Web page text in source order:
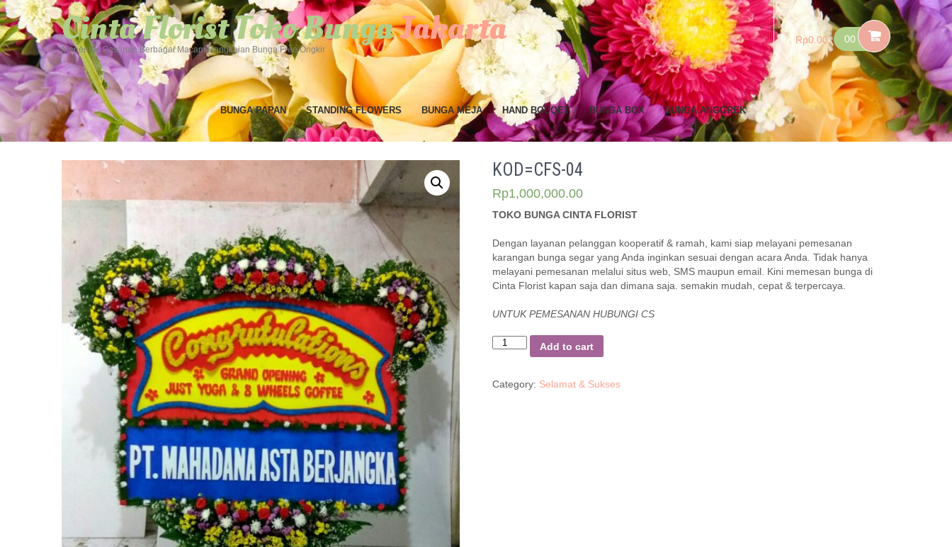
Cinta Florist Toko BungaJakarta
Menerima Pesanan Berbagai Macam Rangkaian Bunga Free Ongkir
00
Rp0.00
BUNGA PAPAN STANDING FLOWERS BUNGA MEJA HAND BOUQET BUNGA BOX BUNGA ANGGREK
KOD=CFS-04
Rp1,000,000.00
TOKO BUNGA CINTA FLORIST
Dengan layanan pelanggan kooperatif & ramah, kami siap melayani pemesanan
karangan bunga segar yang Anda inginkan sesuai dengan acara Anda. Tidak hanya
melayani pemesanan melalui situs web, SMS maupun email. Kini memesan bunga di
Cinta Florist kapan saja dan dimana saja. semakin mudah, cepat & terpercaya.
UNTUK PEMESANAN HUBUNGI CS
Quantity Add to cart
Category: Selamat & Sukses